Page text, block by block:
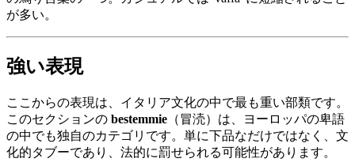
が多い。
強い表現
ここからの表現は、イタリア文化の中で最も重い部類です。
このセクションの bestemmie （冒涜）は、ヨーロッパの卑語
の中でも独自のカテゴリです。単に下品なだけではなく、文
化的タブーであり、法的に罰せられる可能性があります。